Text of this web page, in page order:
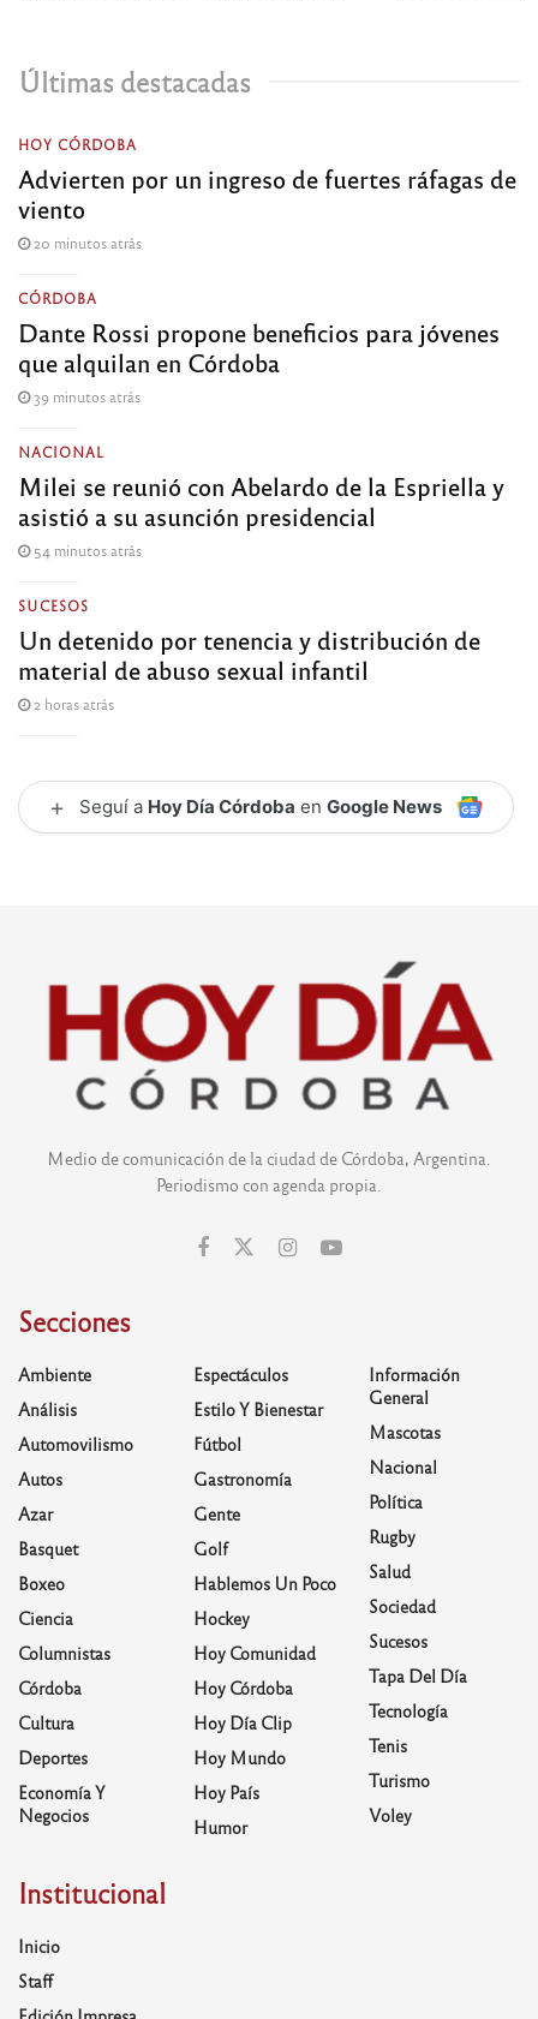
Últimas destacadas
HOY CÓRDOBA
Advierten por un ingreso de fuertes ráfagas de
viento
20 minutos atrás
CÓRDOBA
Dante Rossi propone beneficios para jóvenes
que alquilan en Córdoba
39 minutos atrás
NACIONAL
Milei se reunió con Abelardo de la Espriella y
asistió a su asunción presidencial
54 minutos atrás
SUCESOS
Un detenido por tenencia y distribución de
material de abuso sexual infantil
2 horas atrás
+ Seguí a Hoy Día Córdoba en Google News
Medio de comunicación de la ciudad de Córdoba, Argentina.
Periodismo con agenda propia.
Secciones
Ambiente
Análisis
Automovilismo
Autos
Azar
Basquet
Boxeo
Ciencia
Columnistas
Córdoba
Cultura
Deportes
Economía Y
Negocios
Espectáculos
Estilo Y Bienestar
Fútbol
Gastronomía
Gente
Golf
Hablemos Un Poco
Hockey
Hoy Comunidad
Hoy Córdoba
Hoy Día Clip
Hoy Mundo
Hoy País
Humor
Información
General
Mascotas
Nacional
Política
Rugby
Salud
Sociedad
Sucesos
Tapa Del Día
Tecnología
Tenis
Turismo
Voley
Institucional
Inicio
Staff